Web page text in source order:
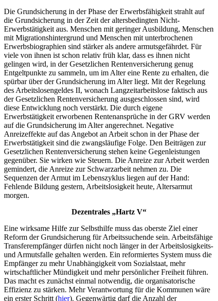
Die Grundsicherung in der Phase der Erwerbsfähigkeit strahlt auf
die Grundsicherung in der Zeit der altersbedingten Nicht-
Erwerbstätigkeit aus. Menschen mit geringer Ausbildung, Menschen
mit Migrationshintergrund und Menschen mit unterbrochenen
Erwerbsbiographien sind stärker als andere armutsgefährdet. Für
viele von ihnen ist schon relativ früh klar, dass es ihnen nicht
gelingen wird, in der Gesetzlichen Rentenversicherung genug
Entgeltpunkte zu sammeln, um im Alter eine Rente zu erhalten, die
spürbar über der Grundsicherung im Alter liegt. Mit der Regelung
des Arbeitslosengeldes II, wonach Langzeitarbeitslose faktisch aus
der Gesetzlichen Rentenversicherung ausgeschlossen sind, wird
diese Entwicklung noch verstärkt. Die durch eigene
Erwerbstätigkeit erworbenen Rentenansprüche in der GRV werden
auf die Grundsicherung im Alter angerechnet. Negative
Anreizeffekte auf das Angebot an Arbeit schon in der Phase der
Erwerbstätigkeit sind die zwangsläufige Folge. Den Beiträgen zur
Gesetzlichen Rentenversicherung stehen keine Gegenleistungen
gegenüber. Sie wirken wie Steuern. Die Anreize zur Arbeit werden
gemindert, die Anreize zur Schwarzarbeit nehmen zu. Die
Sequenzen der Armut im Lebenszyklus liegen auf der Hand:
Fehlende Bildung gestern, Arbeitslosigkeit heute, Altersarmut
morgen.
Dezentrales „Hartz V“
Eine wirksame Hilfe zur Selbsthilfe muss das oberste Ziel einer
Reform der Grundsicherung für Arbeitssuchende sein. Arbeitsfähige
Transferempfänger dürfen nicht noch länger in der Arbeitslosigkeits-
und Armutsfalle gehalten werden. Ein reformiertes System muss die
Empfänger zu mehr Unabhängigkeit vom Sozialstaat, mehr
wirtschaftlicher Mündigkeit und mehr persönlicher Freiheit führen.
Das macht es zunächst einmal notwendig, die organisatorische
Effizienz zu stärken. Mehr Verantwortung für die Kommunen wäre
ein erster Schritt (hier). Gegenwärtig darf die Anzahl der